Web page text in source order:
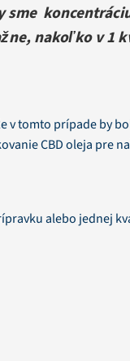
sme
nakoľko v 1
v tomto prípade by
CBD oleja pre
alebo jednej